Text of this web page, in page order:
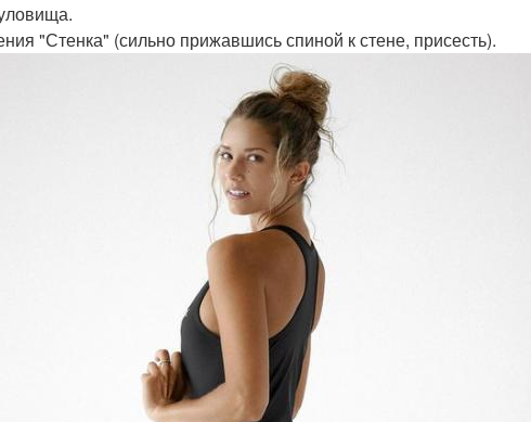
"Стенка" (сильно прижавшись спиной к стене, присесть).